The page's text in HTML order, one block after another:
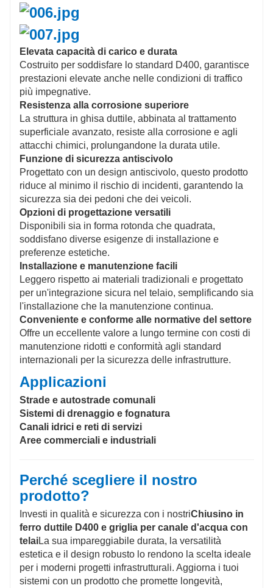
Elevata capacità di carico e durata
Costruito per soddisfare lo standard D400, garantisce
prestazioni elevate anche nelle condizioni di traffico
più impegnative.
Resistenza alla corrosione superiore
La struttura in ghisa duttile, abbinata al trattamento
superficiale avanzato, resiste alla corrosione e agli
attacchi chimici, prolungandone la durata utile.
Funzione di sicurezza antiscivolo
Progettato con un design antiscivolo, questo prodotto
riduce al minimo il rischio di incidenti, garantendo la
sicurezza sia dei pedoni che dei veicoli.
Opzioni di progettazione versatili
Disponibili sia in forma rotonda che quadrata,
soddisfano diverse esigenze di installazione e
preferenze estetiche.
Installazione e manutenzione facili
Leggero rispetto ai materiali tradizionali e progettato
per un'integrazione sicura nel telaio, semplificando sia
l'installazione che la manutenzione continua.
Conveniente e conforme alle normative del settore
Offre un eccellente valore a lungo termine con costi di
manutenzione ridotti e conformità agli standard
internazionali per la sicurezza delle infrastrutture.
Applicazioni
Strade e autostrade comunali
Sistemi di drenaggio e fognatura
Canali idrici e reti di servizi
Aree commerciali e industriali
Perché scegliere il nostro
prodotto?
Investi in qualità e sicurezza con i nostriChiusino in
ferro duttile D400 e griglia per canale d'acqua con
telaiLa sua impareggiabile durata, la versatilità
estetica e il design robusto lo rendono la scelta ideale
per i moderni progetti infrastrutturali. Aggiorna i tuoi
sistemi con un prodotto che promette longevità,